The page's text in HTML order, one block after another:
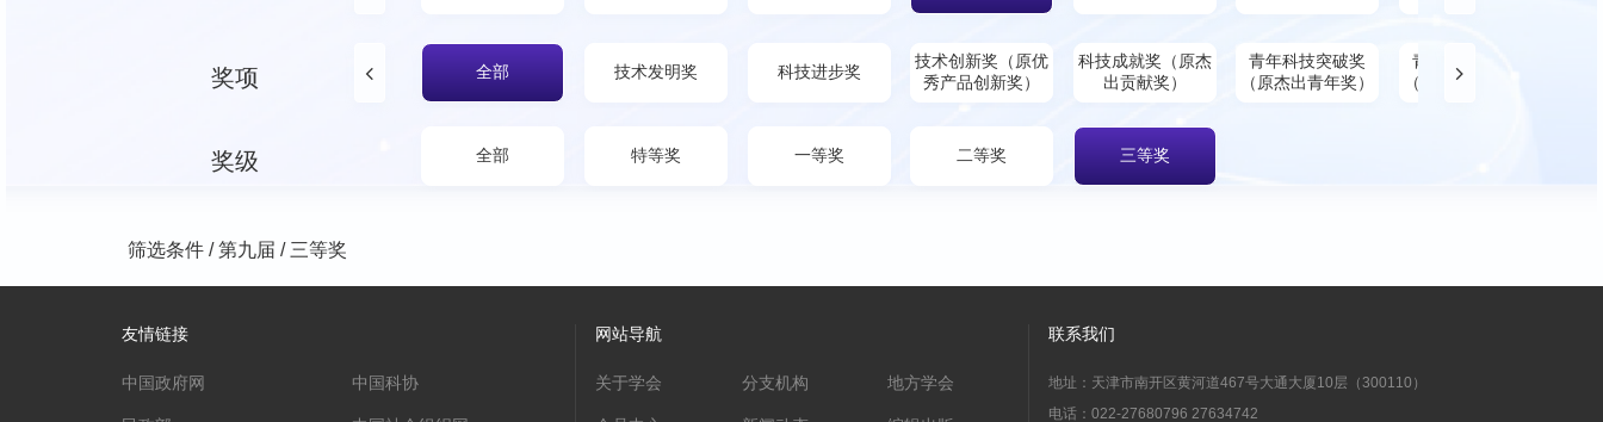
奖项 全部 技术发明奖 科技进步奖
技术创新奖（原优
秀产品创新奖）
科技成就奖（原杰
出贡献奖）
青年科技突破奖
（原杰出青年奖）
青年科技创新奖
（原优秀青年奖）
奖级 全部 特等奖 一等奖 二等奖 三等奖
筛选条件 /第九届 / 三等奖
友情链接
中国政府网 中国科协
网站导航
关于学会 分支机构 地方学会
联系我们
地址：天津市南开区黄河道467号大通大厦10层（300110）
电话：022-27680796 27634742